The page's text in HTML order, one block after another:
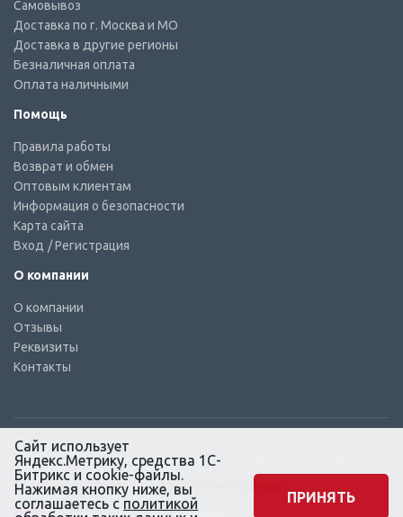
Самовывоз
Доставка по г. Москва и МО
Доставка в другие регионы
Безналичная оплата
Оплата наличными
Помощь
Правила работы
Возврат и обмен
Оптовым клиентам
Информация о безопасности
Карта сайта
Вход / Регистрация
О компании
О компании
Отзывы
Реквизиты
Контакты
© КТС-Дизель – Комплектующие к топливным системам
Все права защищены, 2003 – 2025
Согласие на обработку персональных данных
Сайт использует
Яндекс.Метрику, средства 1С-
Битрикс и cookie-файлы.
Нажимая кнопку ниже, вы
соглашаетесь с политикой
ПРИНЯТЬ